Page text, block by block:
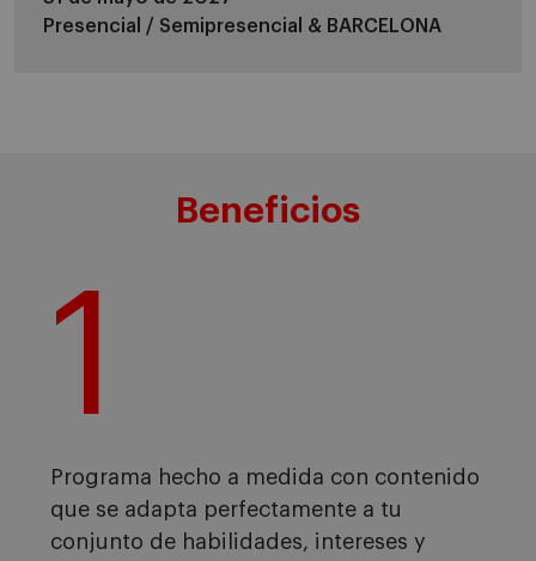
Presencial / Semipresencial & BARCELONA
Beneficios
1
Programa hecho a medida con contenido
que se adapta perfectamente a tu
conjunto de habilidades, intereses y